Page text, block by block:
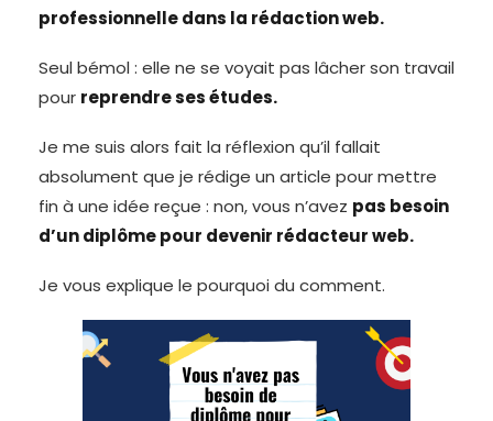
professionnelle dans la rédaction web.
Seul bémol : elle ne se voyait pas lâcher son travail
pour reprendre ses études.
Je me suis alors fait la réflexion qu’il fallait
absolument que je rédige un article pour mettre
fin à une idée reçue : non, vous n’avez pas besoin
d’un diplôme pour devenir rédacteur web.
Je vous explique le pourquoi du comment.